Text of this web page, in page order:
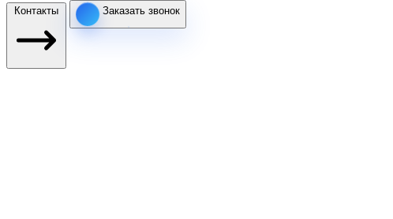
Контакты Заказать звонок